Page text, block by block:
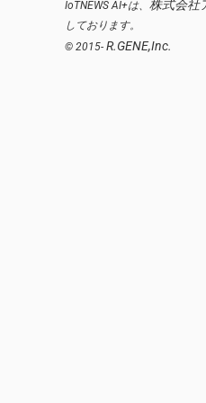
IoTNEWS AI+は、 株式会社
しております。
© 2015- R.GENE,Inc.